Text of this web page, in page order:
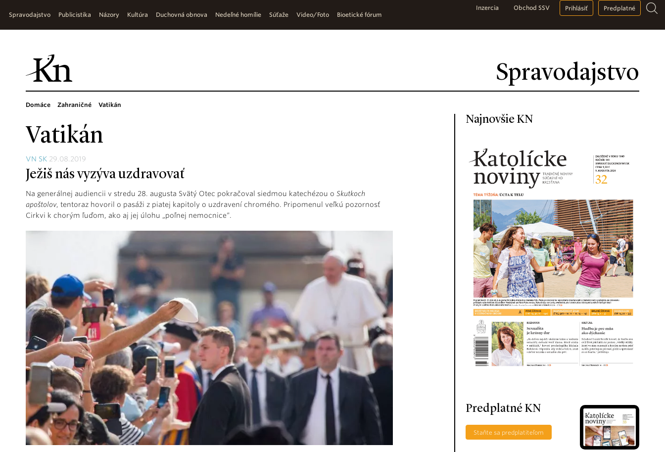
Spravodajstvo
Spravodajstvo Publicistika Názory Kultúra Duchovná obnova Nedeľné homílie Súťaže Video/Foto Bioetické fórum
Inzercia Obchod SSV Prihlásiť Predplatné
Domáce Zahraničné Vatikán
Vatikán
VN SK 29.08.2019
Ježiš nás vyzýva uzdravovať
Na generálnej audiencii v stredu 28. augusta Svätý Otec pokračoval siedmou katechézou o Skutkoch
apoštolov, tentoraz hovoril o pasáži z piatej kapitoly o uzdravení chromého. Pripomenul veľkú pozornosť
Cirkvi k chorým ľuďom, ako aj jej úlohu „poľnej nemocnice“.
Najnovšie KN
Predplatné KN
Staňte sa predplatiteľom